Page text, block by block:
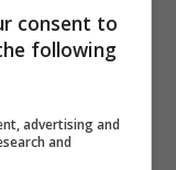
Paese e
stanno
un
consent to
following
advertising and
and